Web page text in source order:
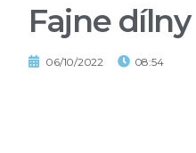
Fajne dílny
06/10/2022 08:54